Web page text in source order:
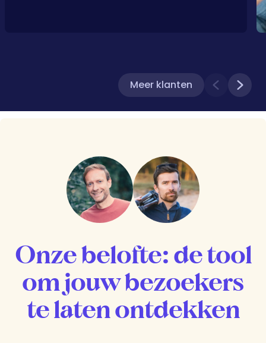
Meer klanten
Onze belofte: de tool
om jouw bezoekers
te laten ontdekken